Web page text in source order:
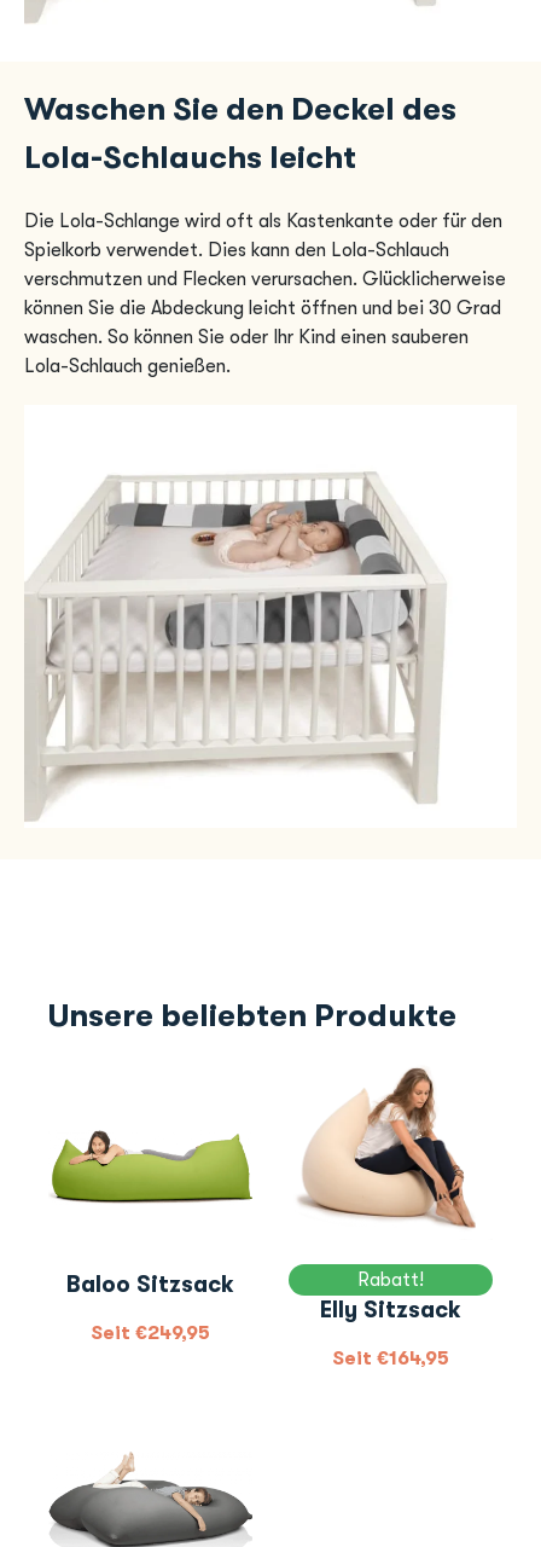
Waschen Sie den Deckel des
Lola-Schlauchs leicht
Die Lola-Schlange wird oft als Kastenkante oder für den
Spielkorb verwendet. Dies kann den Lola-Schlauch
verschmutzen und Flecken verursachen. Glücklicherweise
können Sie die Abdeckung leicht öffnen und bei 30 Grad
waschen. So können Sie oder Ihr Kind einen sauberen
Lola-Schlauch genießen.
Unsere beliebten Produkte
Baloo Sitzsack
Seit €249,95
Rabatt!
Elly Sitzsack
Seit €164,95